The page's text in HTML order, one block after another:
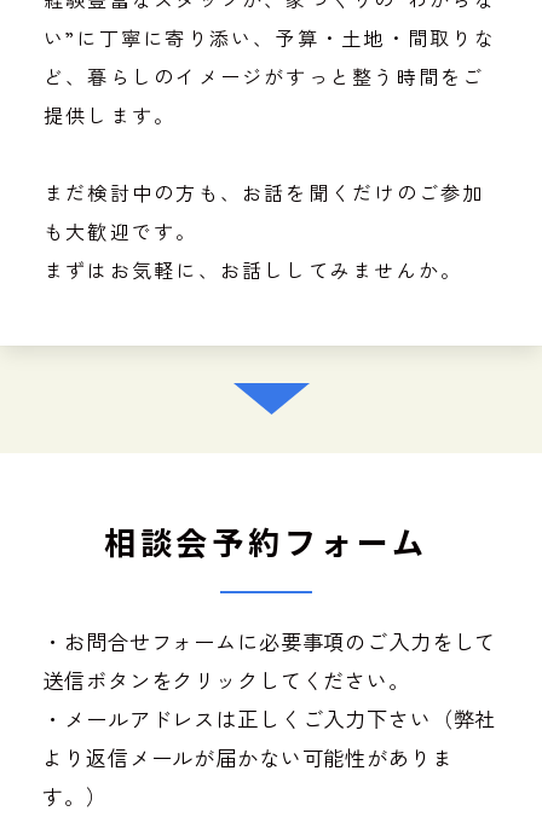
い”に丁寧に寄り添い、予算・土地・間取りな
ど、暮らしのイメージがすっと整う時間をご
提供します。
まだ検討中の方も、お話を聞くだけのご参加
も大歓迎です。
まずはお気軽に、お話ししてみませんか。
相談会予約フォーム
・お問合せフォームに必要事項のご入力をして
送信ボタンをクリックしてください。
・メールアドレスは正しくご入力下さい（弊社
より返信メールが届かない可能性がありま
す。）